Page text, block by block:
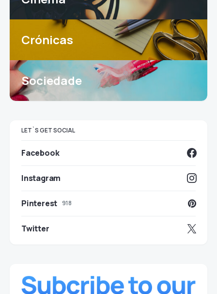
Crónicas
Sociedade
LET`S GET SOCIAL
Facebook
Instagram
Pinterest 918
Twitter